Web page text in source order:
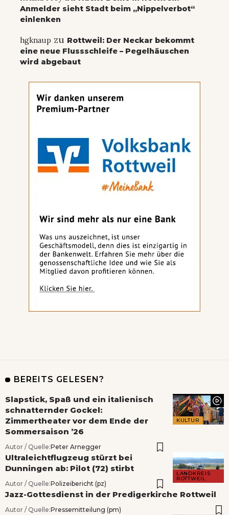
Anmelder sieht Stadt beim „Nippelverbot“
einlenken
hgknaup zu Rottweil: Der Neckar bekommt
eine neue Flussschleife – Pegelhäuschen
wird abgebaut
BEREITS GELESEN?
KULTUR
Slapstick, Spaß und ein italienisch
schnatternder Gockel:
Zimmertheater vor dem Ende der
Sommersaison ’26
Autor / Quelle:Peter Arnegger
LANDKREIS
ROTTWEIL
Ultraleichtflugzeug stürzt bei
Dunningen ab: Pilot (72) stirbt
Autor / Quelle:Polizeibericht (pz)
Jazz-Gottesdienst in der Predigerkirche Rottweil
Autor / Quelle:Pressemitteilung (pm)